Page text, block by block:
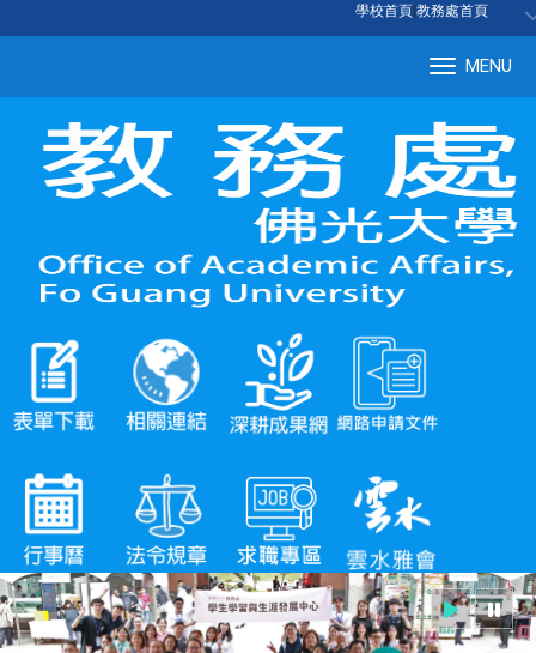
學校首頁 教務處首頁
MENU